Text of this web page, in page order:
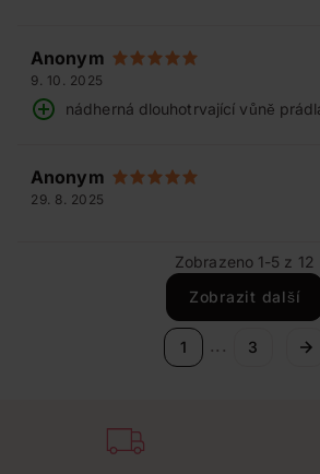
Anonym
9. 10. 2025
nádherná dlouhotrvající vůně
Anonym
29. 8. 2025
Zobrazeno 1-5 z 12
Zobrazit další
1 ... 3